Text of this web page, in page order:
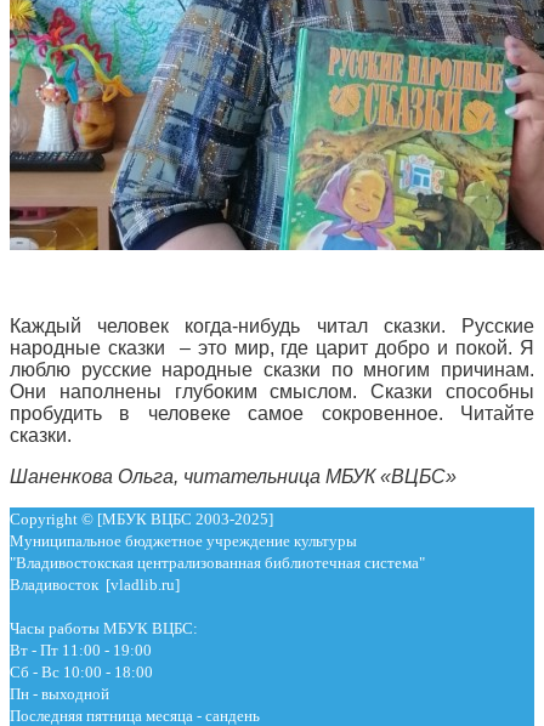
Каждый человек когда-нибудь читал сказки. Русские
народные сказки – это мир, где царит добро и покой. Я
люблю русские народные сказки по многим причинам.
Они наполнены глубоким смыслом. Сказки способны
пробудить в человеке самое сокровенное. Читайте
сказки.
Шаненкова Ольга, читательница МБУК «ВЦБС»
Copyright © [МБУК ВЦБС 2003-2025]
Муниципальное бюджетное учреждение культуры
"Владивостокская централизованная библиотечная система"
Владивосток [vladlib.ru]
Часы работы МБУК ВЦБС:
Вт - Пт 11:00 - 19:00
Сб - Вс 10:00 - 18:00
Пн - выходной
Последняя пятница месяца - сандень